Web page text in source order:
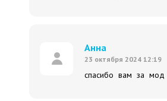
Анна
23 октября 2024 12:19
спасибо вам за мод